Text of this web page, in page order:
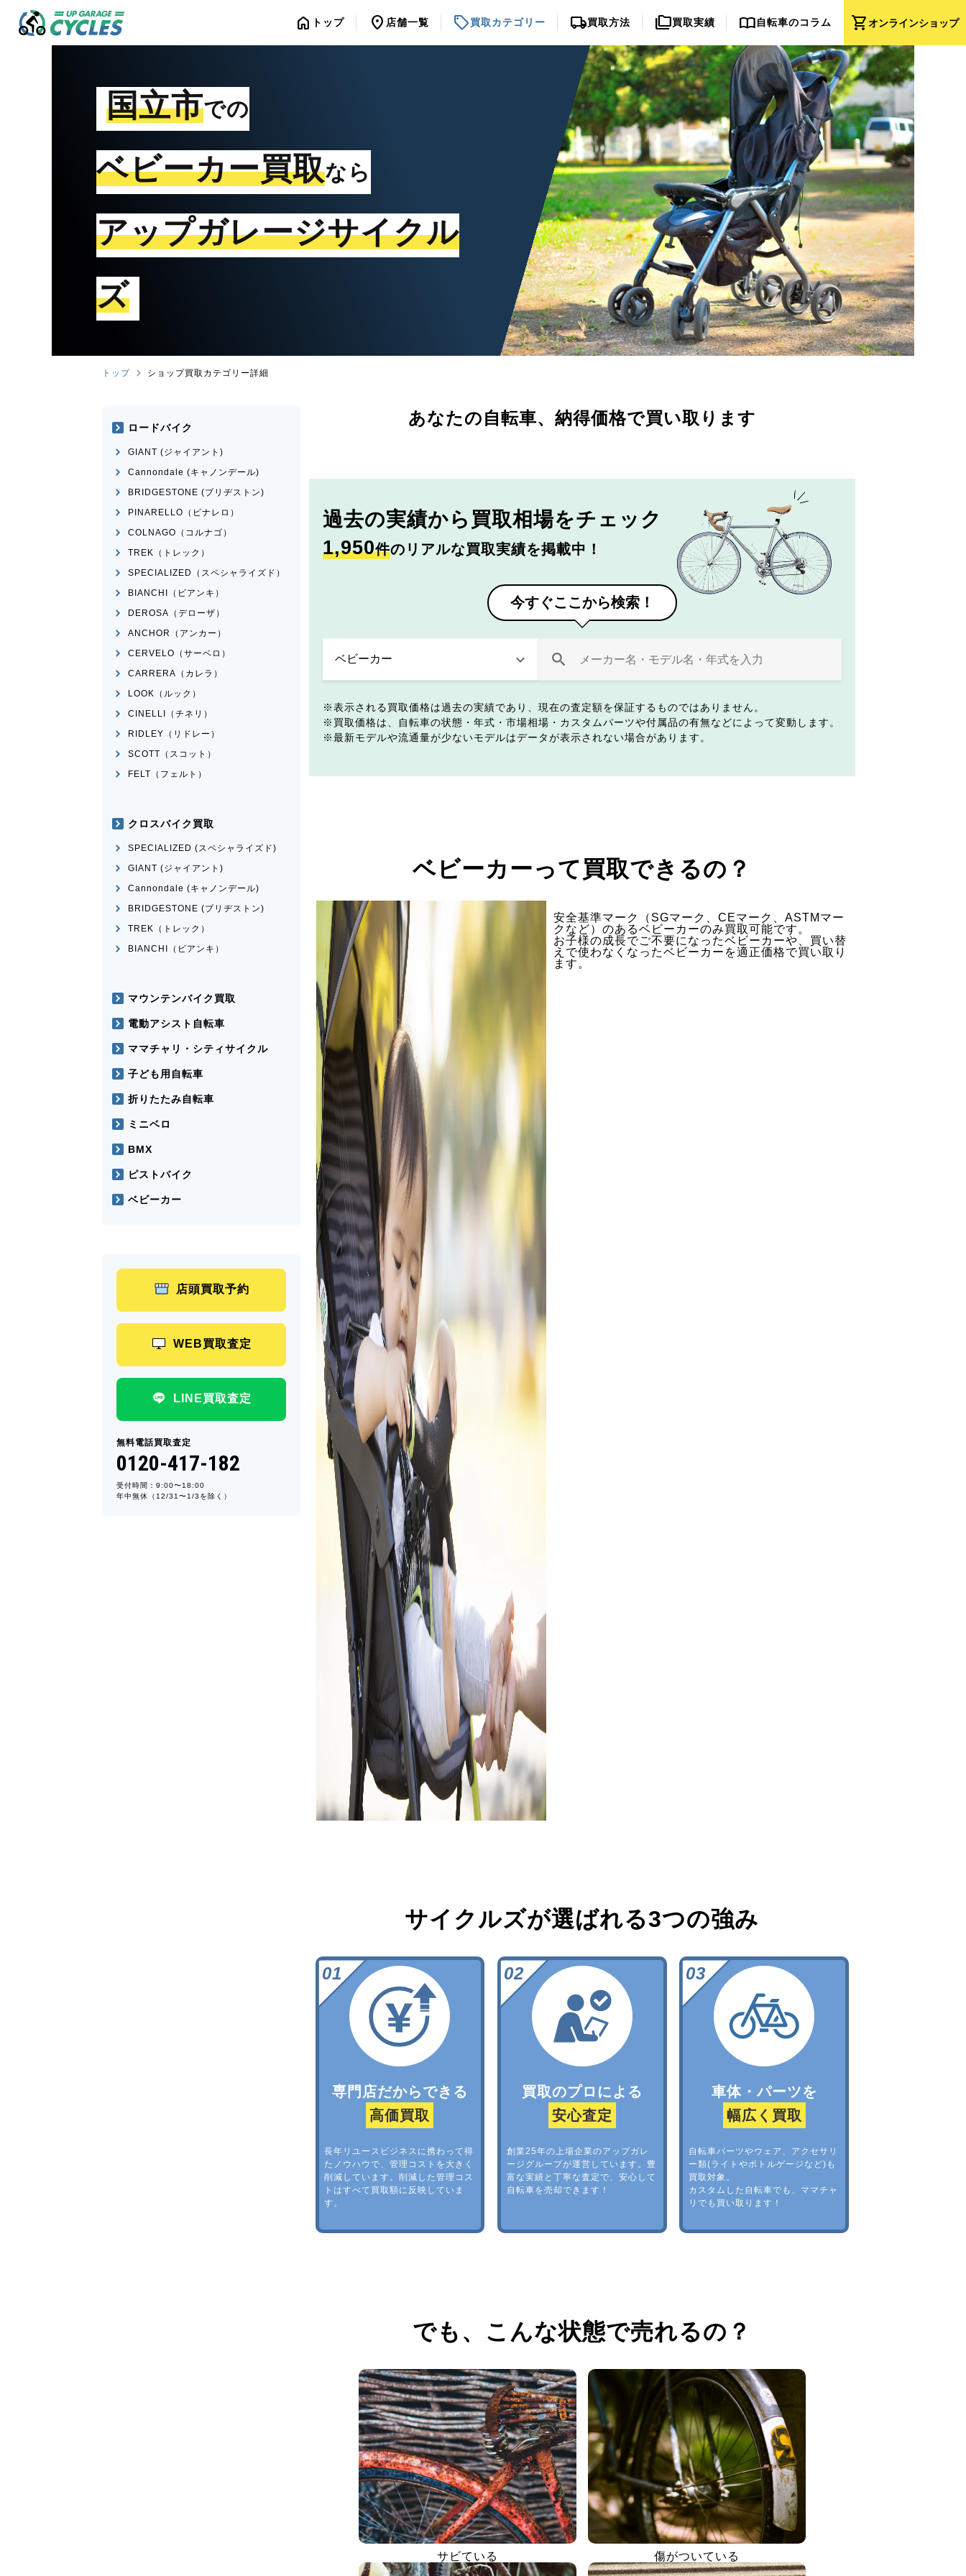
shopping_cartオンラインショップ
home トップ location_on 店舗一覧 sell買取カテゴリー local_shipping買取方法 folder_copy買取実績 import_contacts自転車のコラム
国立市での
ベビーカー買取なら
アップガレージサイクル
ズ
トップ ショップ買取カテゴリー詳細
あなたの自転車、 納得価格で買い取ります
過去の実績から 買取相場をチェック
1,950件のリアルな買取実績を掲載中！
今すぐここから検索！
表示される買取価格は過去の実績であり、現在の査定額を保証するものではありません。
買取価格は、自転車の状態・年式・市場相場・カスタムパーツや付属品の有無などによって変動します。
最新モデルや流通量が少ないモデルはデータが表示されない場合があります。
ベビーカーって買取できるの？
安全基準マーク（SGマーク、CEマーク、ASTMマー
クなど）のあるベビーカーのみ買取可能です。
お子様の成長でご不要になったベビーカーや、買い替
えで使わなくなったベビーカーを適正価格で買い取り
ます。
サイクルズが選ばれる3つの強み
専門店だからできる
高価買取
長年リユースビジネスに携わって得
たノウハウで、管理コストを大きく
削減しています。削減した管理コス
トはすべて買取額に反映していま
す。
買取のプロによる
安心査定
創業25年の上場企業のアップガレ
ージグループが運営しています。豊
富な実績と丁寧な査定で、安心して
自転車を売却できます！
車体・パーツを
幅広く買取
自転車パーツやウェア、アクセサリ
ー類(ライトやボトルゲージなど)も
買取対象。
カスタムした自転車でも、ママチャ
リでも買い取ります！
でも、 こんな状態で売れるの？
サビている 傷がついている
ロードバイク
GIANT (ジャイアント)
Cannondale (キャノンデール)
BRIDGESTONE (ブリヂストン)
PINARELLO（ピナレロ）
COLNAGO（コルナゴ）
TREK（トレック）
SPECIALIZED（スペシャライズド）
BIANCHI（ビアンキ）
DEROSA（デローザ）
ANCHOR（アンカー）
CERVELO（サーベロ）
CARRERA（カレラ）
LOOK（ルック）
CINELLI（チネリ）
RIDLEY（リドレー）
SCOTT（スコット）
FELT（フェルト）
クロスバイク買取
SPECIALIZED (スペシャライズド)
GIANT (ジャイアント)
Cannondale (キャノンデール)
BRIDGESTONE (ブリヂストン)
TREK（トレック）
BIANCHI（ビアンキ）
マウンテンバイク買取
電動アシスト自転車
ママチャリ・シティサイクル
子ども用自転車
折りたたみ自転車
ミニベロ
BMX
ピストバイク
ベビーカー
店頭買取予約
WEB買取査定
LINE買取査定
無料電話買取査定
0120-417-182
受付時間：9:00〜18:00
年中無休（12/31〜1/3を除く）